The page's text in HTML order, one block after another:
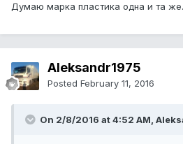
Думаю марка пластика одна и та же.
Aleksandr1975
Posted February 11, 2016
On 2/8/2016 at 4:52 AM,